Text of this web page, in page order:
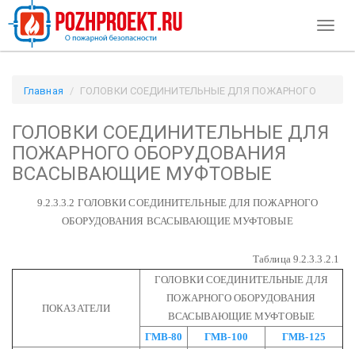
Главная
ГОЛОВКИ СОЕДИНИТЕЛЬНЫЕ ДЛЯ ПОЖАРНОГО
ГОЛОВКИ СОЕДИНИТЕЛЬНЫЕ ДЛЯ
ПОЖАРНОГО ОБОРУДОВАНИЯ
ВСАСЫВАЮЩИЕ МУФТОВЫЕ
9.2.3.3.2 ГОЛОВКИ СОЕДИНИТЕЛЬНЫЕ ДЛЯ ПОЖАРНОГО
ОБОРУДОВАНИЯ ВСАСЫВАЮЩИЕ МУФТОВЫЕ
Таблица 9.2.3.3.2.1
ПОКАЗАТЕЛИ
ГОЛОВКИ СОЕДИНИТЕЛЬНЫЕ ДЛЯ
ПОЖАРНОГО ОБОРУДОВАНИЯ
ВСАСЫВАЮЩИЕ МУФТОВЫЕ
ГМВ-80
ГМВ-100 ГМВ-125